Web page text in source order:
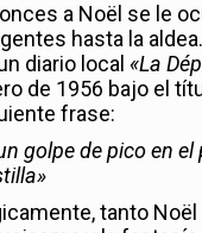
a Noël se le
gentes hasta la
diario local «La
de 1956 bajo el
frase:
golpe de pico en
tanto